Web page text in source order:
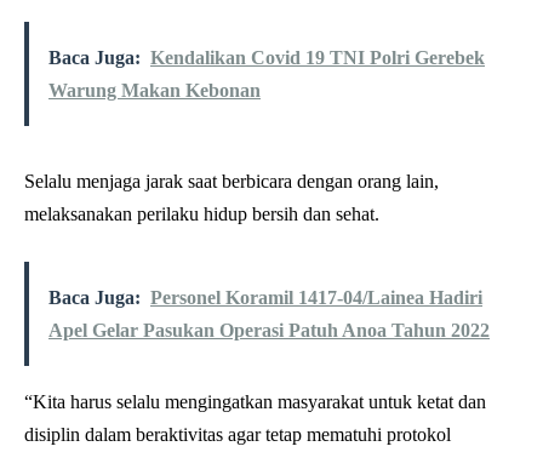
Baca Juga: Kendalikan Covid 19 TNI Polri Gerebek
Warung Makan Kebonan
Selalu menjaga jarak saat berbicara dengan orang lain,
melaksanakan perilaku hidup bersih dan sehat.
Baca Juga: Personel Koramil 1417-04/Lainea Hadiri
Apel Gelar Pasukan Operasi Patuh Anoa Tahun 2022
“Kita harus selalu mengingatkan masyarakat untuk ketat dan
disiplin dalam beraktivitas agar tetap mematuhi protokol